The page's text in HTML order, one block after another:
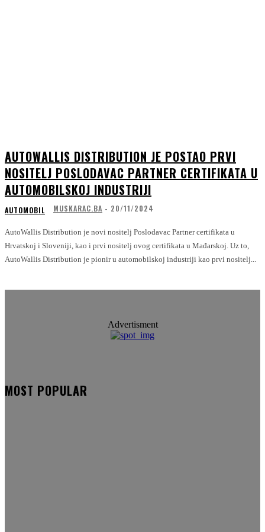
AUTOWALLIS DISTRIBUTION JE POSTAO PRVI
NOSITELJ POSLODAVAC PARTNER CERTIFIKATA U
AUTOMOBILSKOJ INDUSTRIJI
AUTOMOBIL MUSKARAC.BA - 20/11/2024
AutoWallis Distribution je novi nositelj Poslodavac Partner certifikata u
Hrvatskoj i Sloveniji, kao i prvi nositelj ovog certifikata u Mađarskoj. Uz to,
AutoWallis Distribution je pionir u automobilskoj industriji kao prvi nositelj...
Advertisment
MOST POPULAR